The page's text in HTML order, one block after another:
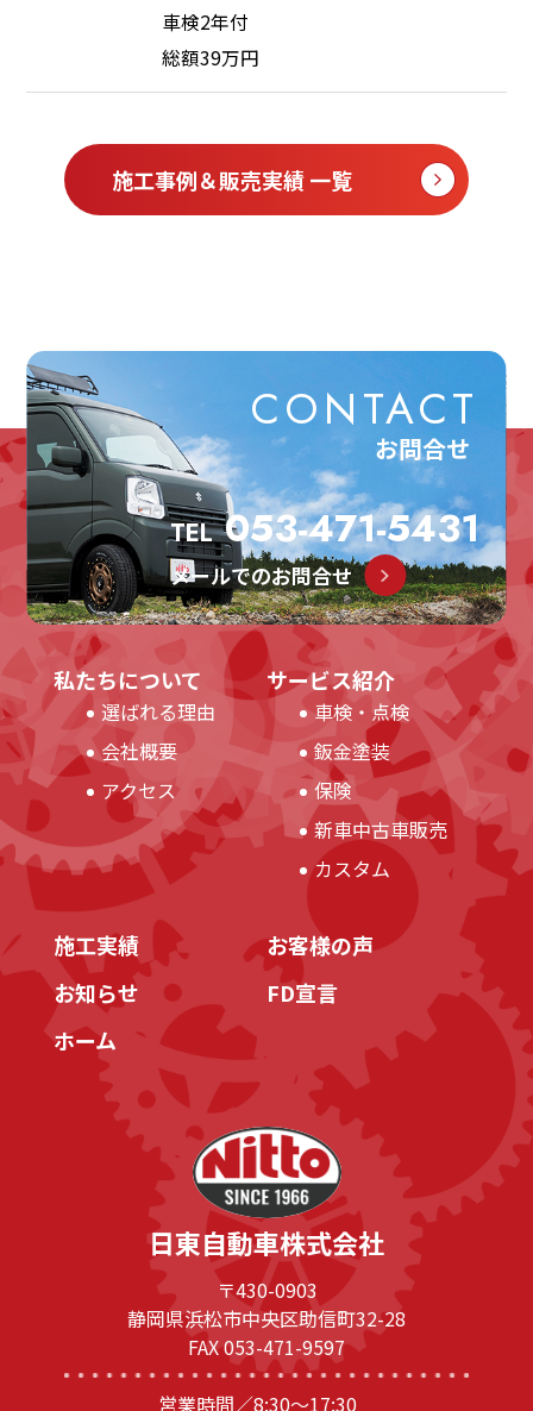
車検2年付
総額39万円
施工事例＆販売実績 一覧
CONTACT
お問合せ
TEL053-471-5431
メールでのお問合せ
日東自動車株式会社
〒430-0903
静岡県浜松市中央区助信町32-28
FAX 053-471-9597
営業時間／8:30～17:30
私たちについて
選ばれる理由
会社概要
アクセス
サービス紹介
車検・点検
鈑金塗装
保険
新車中古車販売
カスタム
施工実績
お客様の声
お知らせ
FD宣言
ホーム